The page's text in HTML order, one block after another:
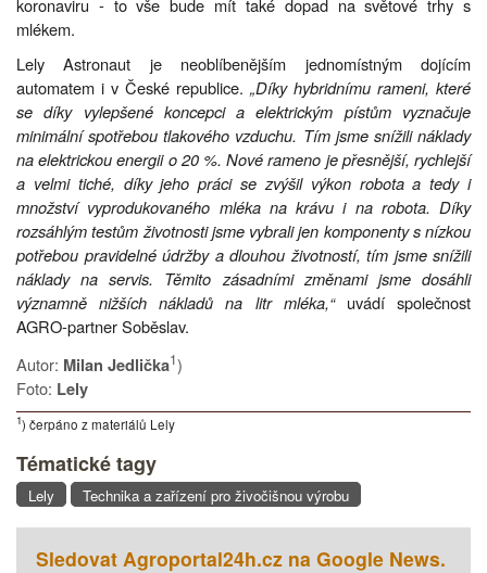
koronaviru - to vše bude mít také dopad na světové trhy s
mlékem.
Lely Astronaut je neoblíbenějším jednomístným dojícím
automatem i v České republice. „Díky hybridnímu rameni, které
se díky vylepšené koncepci a elektrickým pístům vyznačuje
minimální spotřebou tlakového vzduchu. Tím jsme snížili náklady
na elektrickou energii o 20 %. Nové rameno je přesnější, rychlejší
a velmi tiché, díky jeho práci se zvýšil výkon robota a tedy i
množství vyprodukovaného mléka na krávu i na robota. Díky
rozsáhlým testům životnosti jsme vybrali jen komponenty s nízkou
potřebou pravidelné údržby a dlouhou životností, tím jsme snížili
náklady na servis. Těmito zásadními změnami jsme dosáhli
významně nižších nákladů na litr mléka,“uvádí společnost
AGRO-partner Soběslav.
Autor: Milan Jedlička1)
Foto: Lely
1) čerpáno z materiálů Lely
Tématické tagy
Lely Technika a zařízení pro živočišnou výrobu
Sledovat Agroportal24h.cz na Google News.